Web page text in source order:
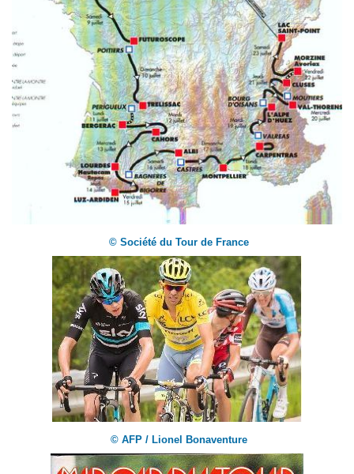
© Société du Tour de France
© AFP / Lionel Bonaventure